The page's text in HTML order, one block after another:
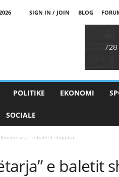
SIGN IN / JOIN BLOG
POLITIKE EKONOMI
SOCIALE
e baletit shqiptar
e baletit